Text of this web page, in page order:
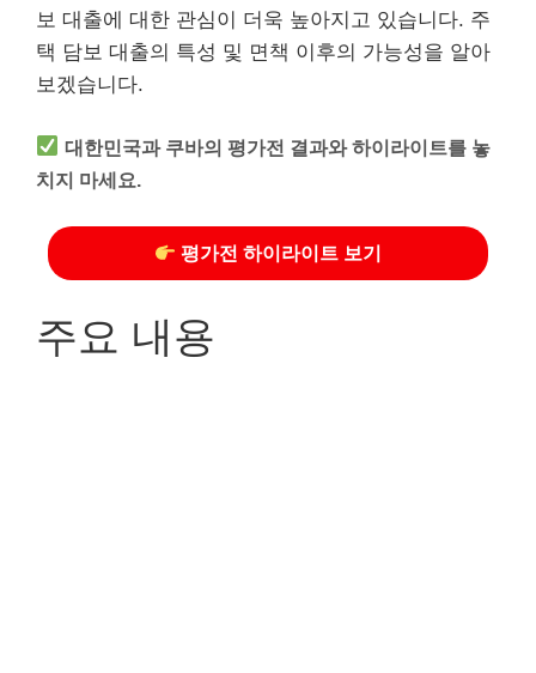
보 대출에 대한 관심이 더욱 높아지고 있습니다. 주
택 담보 대출의 특성 및 면책 이후의 가능성을 알아
보겠습니다.
대한민국과 쿠바의 평가전 결과와 하이라이트를 놓
치지 마세요.
평가전 하이라이트 보기
주요 내용